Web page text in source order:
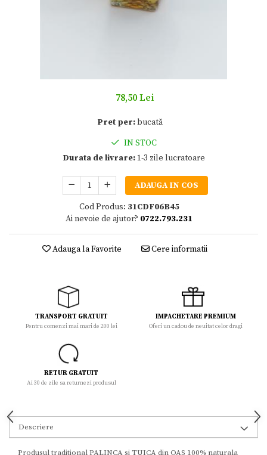
78,50 Lei
Pret per:bucată
IN STOC
Durata de livrare:1-3 zile lucratoare
ADAUGA IN COS
Cod Produs: 31CDF06B45
Ai nevoie de ajutor? 0722.793.231
Adauga la Favorite Cere informatii
TRANSPORT GRATUIT
Pentru comenzi mai mari de 200 lei
IMPACHETARE PREMIUM
Oferi un cadou de neuitat celor dragi
RETUR GRATUIT
Ai 30 de zile sa returnezi produsul
Descriere
Produsul traditional PALINCA si TUICA din OAS 100% naturala